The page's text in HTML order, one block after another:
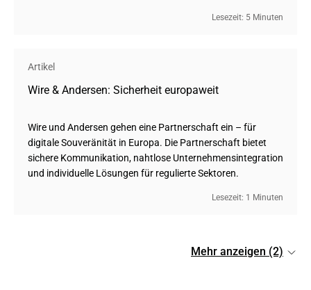
Lesezeit: 5 Minuten
Artikel
Wire & Andersen: Sicherheit europaweit
Wire und Andersen gehen eine Partnerschaft ein – für
digitale Souveränität in Europa. Die Partnerschaft bietet
sichere Kommunikation, nahtlose Unternehmensintegration
und individuelle Lösungen für regulierte Sektoren.
Lesezeit: 1 Minuten
Mehr anzeigen (2)